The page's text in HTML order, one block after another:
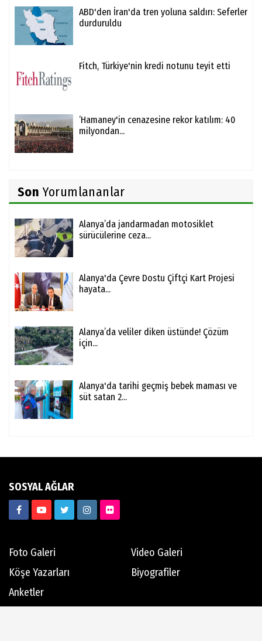
ABD'den İran'da tren yoluna saldırı: Seferler
durduruldu
Fitch, Türkiye'nin kredi notunu teyit etti
‘Hamaney'in cenazesine rekor katılım: 40
milyondan...
Son Yorumlananlar
Alanya’da jandarmadan motosiklet
sürücülerine ceza...
Alanya'da Çevre Dostu Çiftçi Kart Projesi
hayata...
Alanya’da veliler diken üstünde! Çözüm
için...
Alanya'da tarihi geçmiş bebek maması ve
süt satan 2...
SOSYAL AĞLAR
Foto Galeri
Video Galeri
Köşe Yazarları
Biyografiler
Anketler